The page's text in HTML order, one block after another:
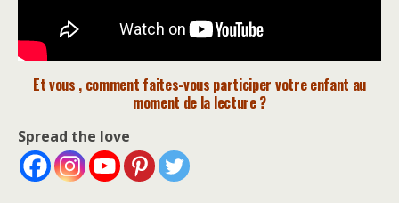
Et vous , comment faites-vous participer votre enfant au
moment de la lecture ?
Spread the love